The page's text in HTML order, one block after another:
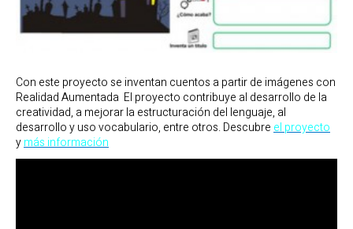
Con este proyecto se inventan cuentos a partir de imágenes con
Realidad Aumentada El proyecto contribuye al desarrollo de la
creatividad, a mejorar la estructuración del lenguaje, al
desarrollo y uso vocabulario, entre otros. Descubre el proyecto
ymás información